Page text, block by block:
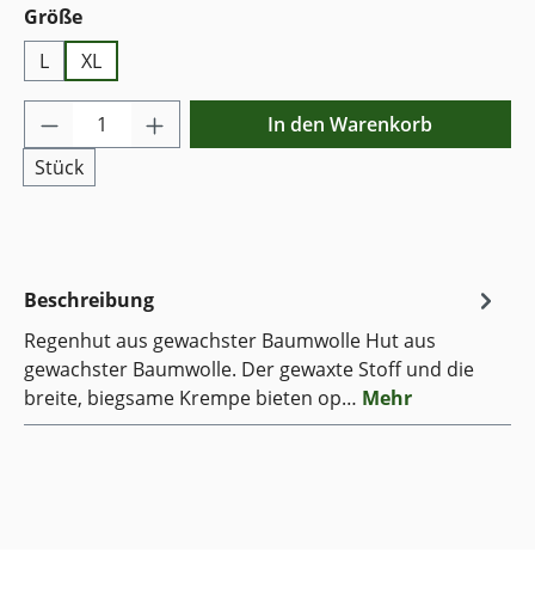
Größeauswählen
L
XL
Produkt Anzahl: Gib den gewünschten
Stück
In den Warenkorb
Beschreibung
Regenhut aus gewachster Baumwolle Hut aus
gewachster Baumwolle. Der gewaxte Stoff und die
breite, biegsame Krempe bieten op… Mehr